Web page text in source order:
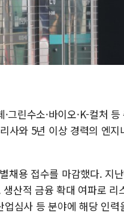
린수소·바이오·K-컬처
사와 5년 이상 경력의 엔지
채용 접수를 마감했다. 지
산적 금융 확대 여파로 리
심사 등 분야에 해당 인력